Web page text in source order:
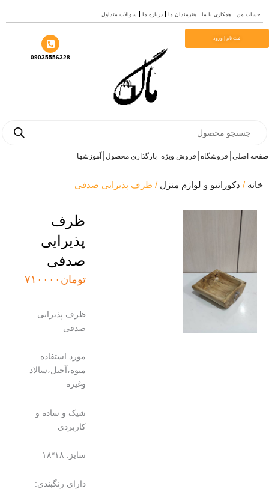
من همکاری با ما هنرمندان ما درباره ما سوالات متداول
ثبت نام | ورود
09035556328
اصلی فروشگاه فروش ویژه بارگذاری محصول آموزشها
/دکوراتیو و لوازم منزل/ ظرف پذیرایی صدفی
ظرف
پذیرایی
صدفی
تومان۷۱۰۰۰۰
ظرف پذیرایی
صدفی
مورد استفاده
میوه،آجیل،سالاد
وغیره
شیک و ساده و
کاربردی
سایز: ۱۸*۱۸
دارای رنگبندی: